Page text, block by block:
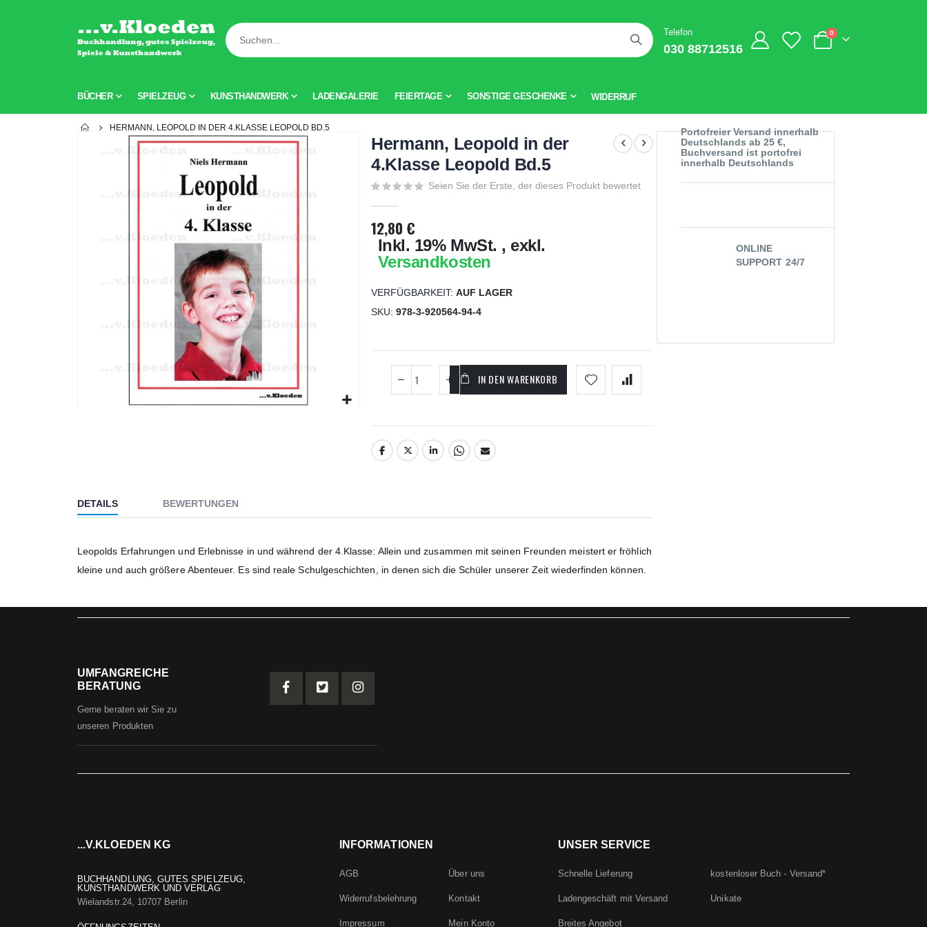
Telefon
030 88712516 Warenkorb
0 Artikel
BÜCHER SPIELZEUG KUNSTHANDWERK LADENGALERIE FEIERTAGE SONSTIGE GESCHENKE WIDERRUF
HERMANN, LEOPOLD IN DER 4.KLASSE LEOPOLD BD.5
Hermann, Leopold in der
4.Klasse Leopold Bd.5
Seien Sie der Erste, der dieses Produkt bewertet
12,80 €
Inkl. 19% MwSt. , exkl.
Versandkosten
VERFÜGBARKEIT: AUF LAGER
SKU 978-3-920564-94-4
IN DEN WARENKORB
DETAILS
Leopolds Erfahrungen und Erlebnisse in und während der 4.Klasse: Allein und zusammen mit seinen Freunden meistert er fröhlich
kleine und auch größere Abenteuer. Es sind reale Schulgeschichten, in denen sich die Schüler unserer Zeit wiederfinden können.
BEWERTUNGEN
Portofreier Versand innerhalb
Deutschlands ab 25 €,
Buchversand ist portofrei
innerhalb Deutschlands
ONLINE
SUPPORT 24/7
UMFANGREICHE
BERATUNG
Gerne beraten wir Sie zu
unseren Produkten
...V.KLOEDEN KG
BUCHHANDLUNG, GUTES SPIELZEUG,
KUNSTHANDWERK UND VERLAG
Wielandstr.24, 10707 Berlin
INFORMATIONEN
AGB
Widerrufsbelehrung
Impressum
Über uns
Kontakt
Mein Konto
UNSER SERVICE
Schnelle Lieferung
Ladengeschäft mit Versand
Breites Angebot
kostenloser Buch - Versand*
Unikate